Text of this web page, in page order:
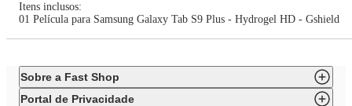
Itens inclusos:
01 Película para Samsung Galaxy Tab S9 Plus - Hydrogel HD - Gshield
Sobre a Fast Shop
Portal de Privacidade